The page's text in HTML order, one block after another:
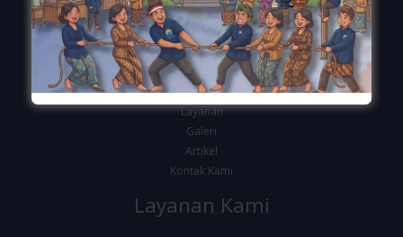
Navigasi
Beranda
Tentang Kami
Layanan
Galeri
Artikel
Kontak Kami
Layanan Kami